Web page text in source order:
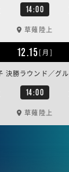
14:00
草薙陸上
12.15[月]
14:00
草薙陸上